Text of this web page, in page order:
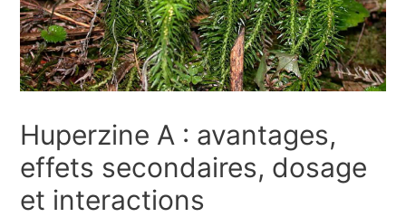
Huperzine A : avantages,
effets secondaires, dosage
et interactions